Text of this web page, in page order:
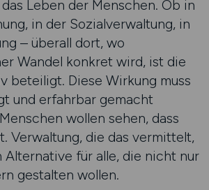
Leben der Menschen. Ob in
in der Sozial­verwaltung, in
– überall dort, wo
Wandel konkret wird, ist die
beteiligt. Diese Wirkung muss
und erfahrbar gemacht
wollen sehen, dass
Verwaltung, die das vermittelt,
für alle, die nicht nur
gestalten wollen.